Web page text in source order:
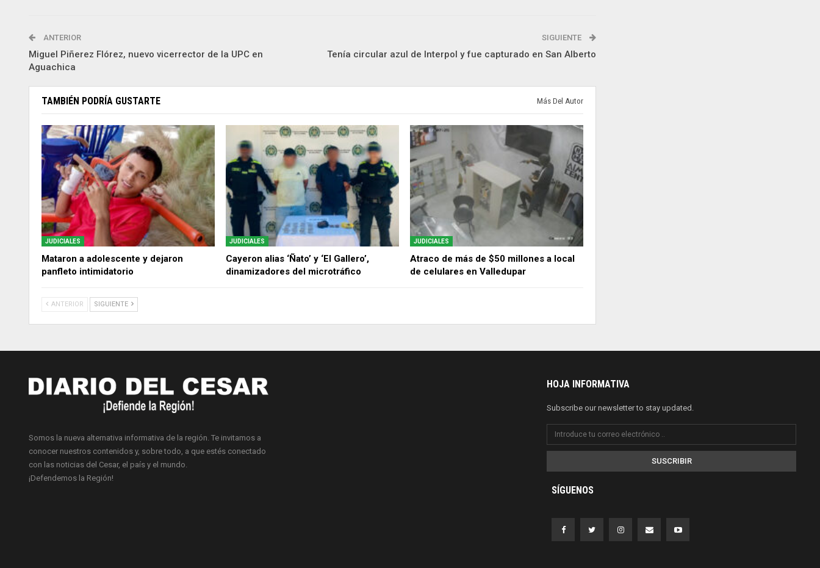
ANTERIOR
Miguel Piñerez Flórez, nuevo vicerrector de la UPC en
Aguachica
SIGUIENTE
Tenía circular azul de Interpol y fue capturado en San Alberto
TAMBIÉN PODRÍA GUSTARTE Más Del Autor
JUDICIALES
Mataron a adolescente y dejaron
panfleto intimidatorio
JUDICIALES
Cayeron alias ‘Ñato’ y ‘El Gallero’,
dinamizadores del microtráfico
JUDICIALES
Atraco de más de $50 millones a local
de celulares en Valledupar
ANTERIOR SIGUIENTE
Somos la nueva alternativa informativa de la región. Te invitamos a
conocer nuestros contenidos y, sobre todo, a que estés conectado
con las noticias del Cesar, el país y el mundo.
¡Defendemos la Región!
HOJA INFORMATIVA
Subscribe our newsletter to stay updated.
SUSCRIBIR
SÍGUENOS